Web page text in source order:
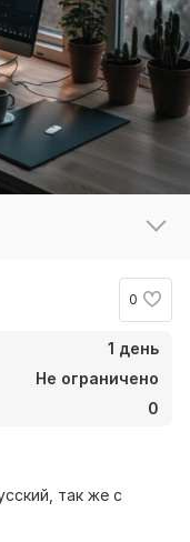
0
1 день
Не ограничено
0
так же с